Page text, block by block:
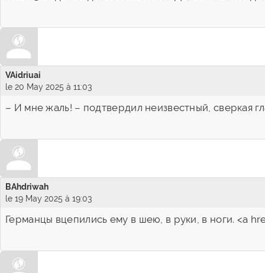
VAidriuai
le 20 May 2025 à 11:03
– И мне жаль! – подтвердил неизвестный, сверкая
BAhdriwah
le 19 May 2025 à 19:03
Германцы вцепились ему в шею, в руки, в ноги. <a